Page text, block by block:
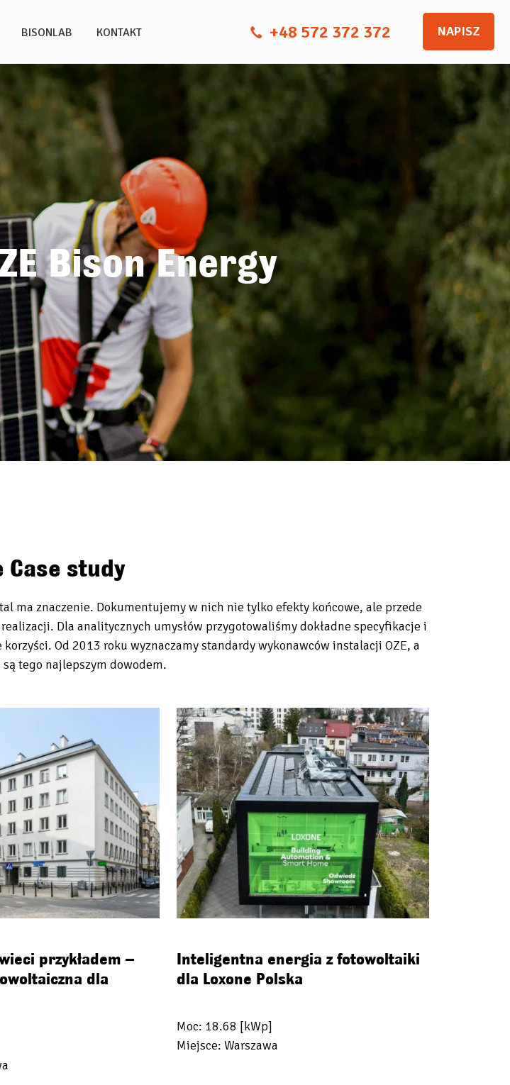
BISONLAB KONTAKT +48 572 372 372 NAPISZ
Bison Energy
Case study
ma znaczenie. Dokumentujemy w nich nie tylko efekty końcowe, ale przede
Dla analitycznych umysłów przygotowaliśmy dokładne specyfikacje i
Od 2013 roku wyznaczamy standardy wykonawców instalacji OZE, a
są tego najlepszym dowodem.
przykładem –
dla
Inteligentna energia z fotowoltaiki
dla Loxone Polska
Moc: 18.68 [kWp]
Miejsce: Warszawa